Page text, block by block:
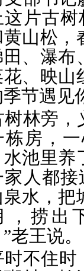
这片古
黄山松，
田、瀑
、映山
节遇见
树林旁，
栋房，
水池里养
家人都
泉水，把
，捞出
老王说。
时不住时